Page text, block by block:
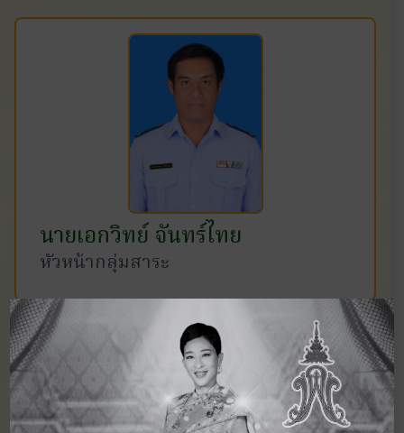
นายเอกวิทย์ จันทร์ไทย
หัวหน้ากลุ่มสาระ